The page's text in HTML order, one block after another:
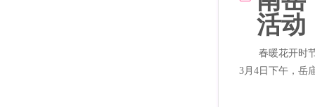
活动
春暖花开时
3月4日下午，岳